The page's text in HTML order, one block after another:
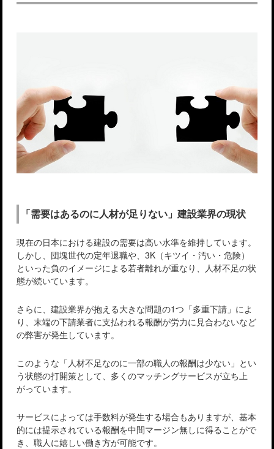
「需要はあるのに人材が足りない」建設業界の現状
現在の日本における建設の需要は高い水準を維持しています。
しかし、団塊世代の定年退職や、3K（キツイ・汚い・危険）
といった負のイメージによる若者離れが重なり、人材不足の状
態が続いています。
さらに、建設業界が抱える大きな問題の1つ「多重下請」によ
り、末端の下請業者に支払われる報酬が労力に見合わないなど
の弊害が発生しています。
このような「人材不足なのに一部の職人の報酬は少ない」とい
う状態の打開策として、多くのマッチングサービスが立ち上
がっています。
サービスによっては手数料が発生する場合もありますが、基本
的には提示されている報酬を中間マージン無しに得ることがで
き、職人に嬉しい働き方が可能です。